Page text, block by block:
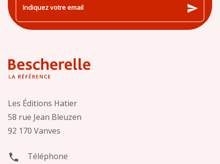
Indiquez votre email send
Les Éditions Hatier
58 rue Jean Bleuzen
92 170 Vanves
phone Téléphone